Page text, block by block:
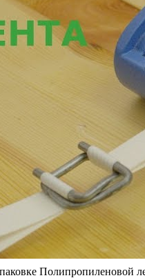
Полипропиленовой